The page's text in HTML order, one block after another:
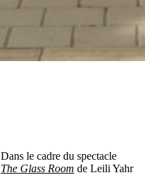
Dans le cadre du spectacle
The Glass Room de Leili Yahr